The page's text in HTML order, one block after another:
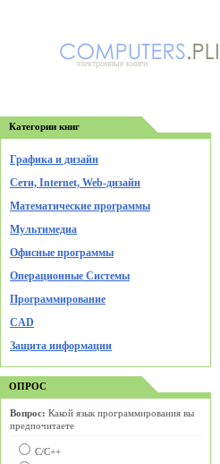
электронные книги
Категории книг
Графика и дизайн
Cети, Internet, Web-дизайн
Математические программы
Мультимедиа
Офисные программы
Операционные Системы
Программирование
CAD
Защита информации
ОПРОС
Вопрос: Какой язык программирования вы
предпочитаете
С/C++